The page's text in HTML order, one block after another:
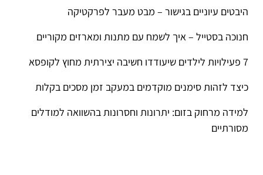
היבטים עיוניים בגישור – מבט מעבר לפרקטיקה
חנוכה בסטייל – איך לשמח עם מתנות ומארזים מקוריים
7 פעילויות לילדים שיעודדו חשיבה יצירתית מחוץ לקופסא
כיצד לזהות סימנים מוקדמים במעקב זמן מסכים בקלות
למידה מרחוק בזום: יתרונות וחסרונות בהשוואה למודלים
מסורתיים